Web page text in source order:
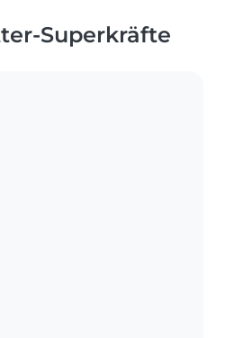
Superkräfte